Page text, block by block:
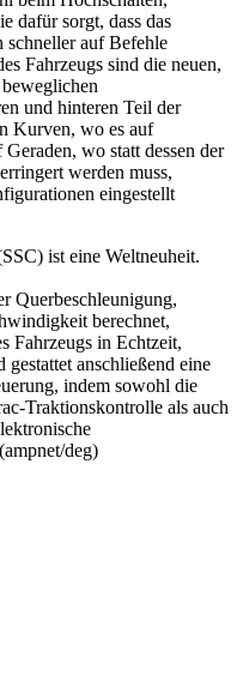
dafür sorgt, dass das
schneller auf Befehle
Fahrzeugs sind die neuen,
und hinteren Teil der
Kurven, wo es auf
wo statt dessen der
werden muss,
eingestellt
ist eine Weltneuheit.
Querbeschleunigung,
berechnet,
Fahrzeugs in Echtzeit,
anschließend eine
indem sowohl die
Traktionskontrolle als auch
deg)